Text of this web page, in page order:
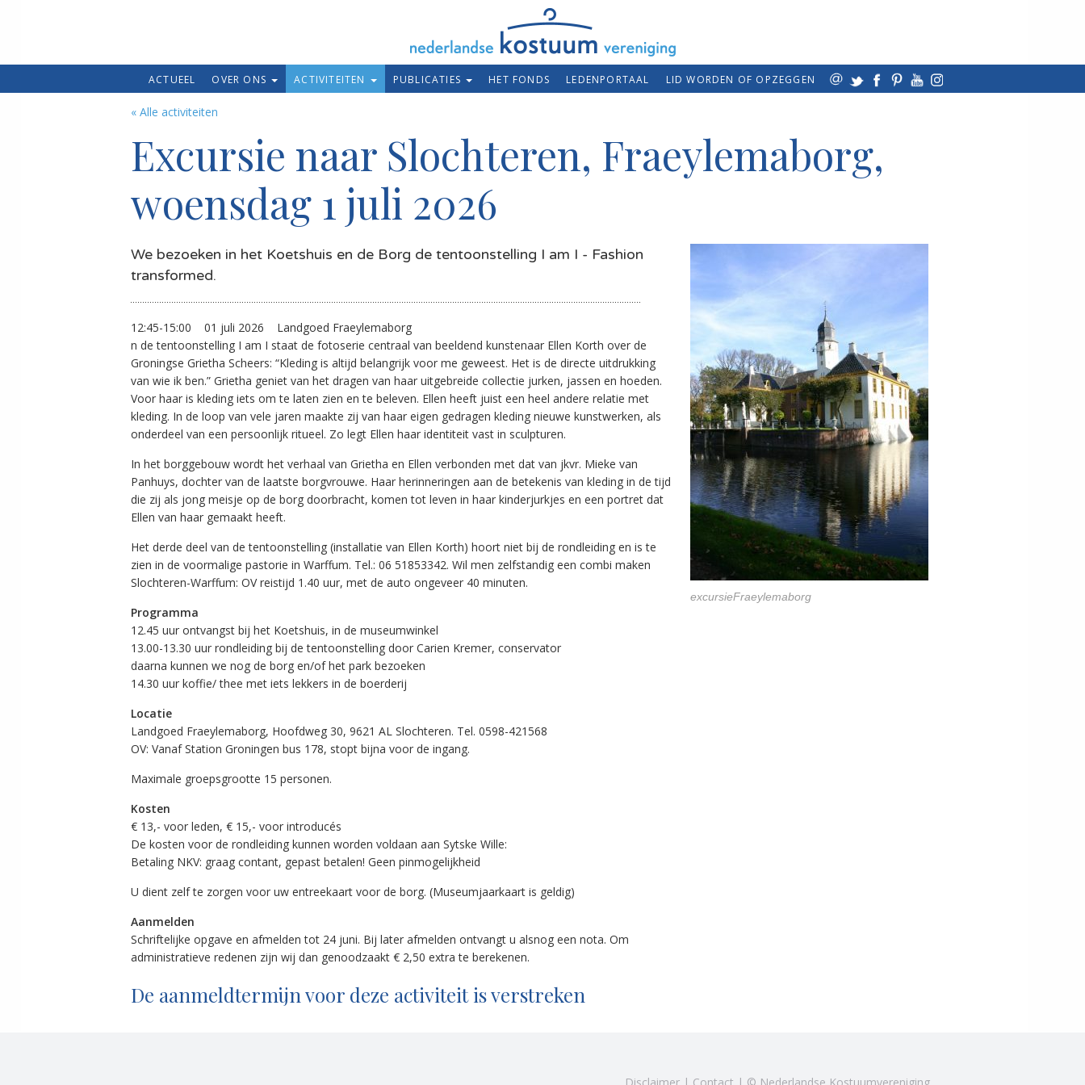
ACTUEEL OVER ONS ACTIVITEITEN PUBLICATIES HET FONDS LEDENPORTAAL LID WORDEN OF OPZEGGEN
« Alle activiteiten
Excursie naar Slochteren, Fraeylemaborg,
woensdag 1 juli 2026
We bezoeken in het Koetshuis en de Borg de tentoonstelling I am I - Fashion
transformed.
12:45-15:00 01 juli 2026
Landgoed Fraeylemaborg
n de tentoonstelling I am I staat de fotoserie centraal van beeldend kunstenaar Ellen Korth over de
Groningse Grietha Scheers: “Kleding is altijd belangrijk voor me geweest. Het is de directe uitdrukking
van wie ik ben.” Grietha geniet van het dragen van haar uitgebreide collectie jurken, jassen en hoeden.
Voor haar is kleding iets om te laten zien en te beleven. Ellen heeft juist een heel andere relatie met
kleding. In de loop van vele jaren maakte zij van haar eigen gedragen kleding nieuwe kunstwerken, als
onderdeel van een persoonlijk ritueel. Zo legt Ellen haar identiteit vast in sculpturen.
In het borggebouw wordt het verhaal van Grietha en Ellen verbonden met dat van jkvr. Mieke van
Panhuys, dochter van de laatste borgvrouwe. Haar herinneringen aan de betekenis van kleding in de tijd
die zij als jong meisje op de borg doorbracht, komen tot leven in haar kinderjurkjes en een portret dat
Ellen van haar gemaakt heeft.
Het derde deel van de tentoonstelling (installatie van Ellen Korth) hoort niet bij de rondleiding en is te
zien in de voormalige pastorie in Warffum. Tel.: 06 51853342. Wil men zelfstandig een combi maken
Slochteren-Warffum: OV reistijd 1.40 uur, met de auto ongeveer 40 minuten.
Programma
12.45 uur ontvangst bij het Koetshuis, in de museumwinkel
13.00-13.30 uur rondleiding bij de tentoonstelling door Carien Kremer, conservator
daarna kunnen we nog de borg en/of het park bezoeken
14.30 uur koffie/ thee met iets lekkers in de boerderij
Locatie
Landgoed Fraeylemaborg, Hoofdweg 30, 9621 AL Slochteren. Tel. 0598-421568
OV: Vanaf Station Groningen bus 178, stopt bijna voor de ingang.
Maximale groepsgrootte 15 personen.
Kosten
€ 13,- voor leden, € 15,- voor introducés
De kosten voor de rondleiding kunnen worden voldaan aan Sytske Wille:
Betaling NKV: graag contant, gepast betalen! Geen pinmogelijkheid
U dient zelf te zorgen voor uw entreekaart voor de borg. (Museumjaarkaart is geldig)
Aanmelden
Schriftelijke opgave en afmelden tot 24 juni. Bij later afmelden ontvangt u alsnog een nota. Om
administratieve redenen zijn wij dan genoodzaakt € 2,50 extra te berekenen.
De aanmeldtermijn voor deze activiteit is verstreken
excursieFraeylemaborg